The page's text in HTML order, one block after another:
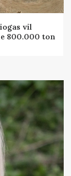
vil
800.000 ton